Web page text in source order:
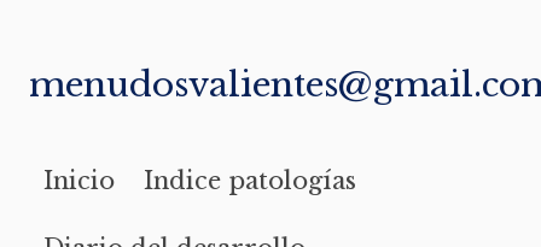
Inicio Indice patologías